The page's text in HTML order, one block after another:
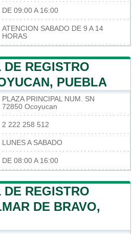
DE 09:00 A 16:00
ATENCION SABADO DE 9 A 14
HORAS
REGISTRO
PUEBLA
PLAZA PRINCIPAL NUM. SN
72850 Ocoyucan
2 222 258 512
LUNES A SABADO
DE 08:00 A 16:00
REGISTRO
DE BRAVO,